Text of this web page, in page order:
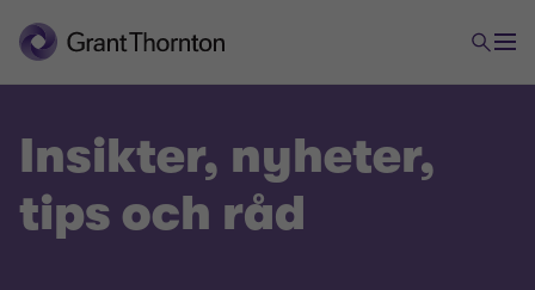
Insikter, nyheter,
tips och råd